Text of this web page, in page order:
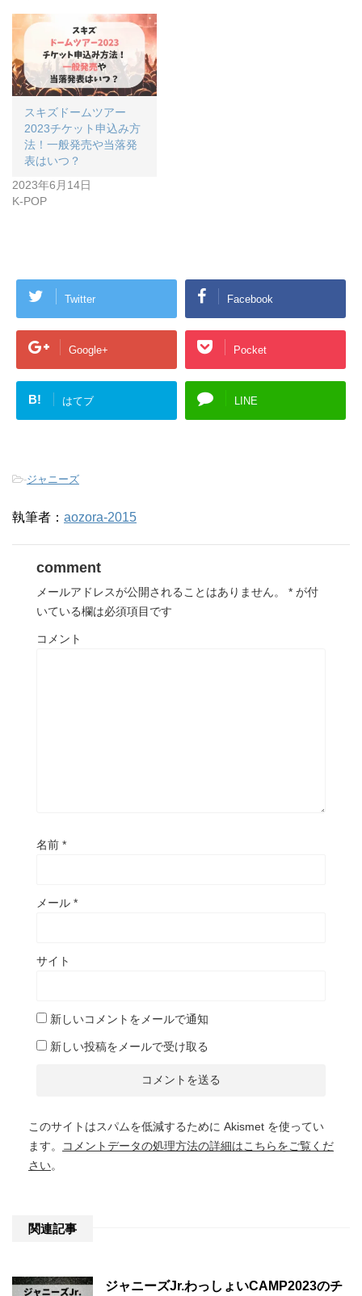
スキズドームツアー
2023チケット申込み方
法！一般発売や当落発
表はいつ？
2023年6月14日
K-POP
Twitter Facebook
Google+ Pocket
B! はてブ LINE
-ジャニーズ
執筆者： aozora-2015
comment
メールアドレスが公開されることはありません。 * が付
いている欄は必須項目です
コメント
名前 *
メール *
サイト
新しいコメントをメールで通知
新しい投稿をメールで受け取る
このサイトはスパムを低減するために Akismet を使ってい
ます。
コメントデータの処理方法の詳細はこちらをご覧くだ
さい。
関連記事
ジャニーズJr.わっしょいCAMP2023のチ